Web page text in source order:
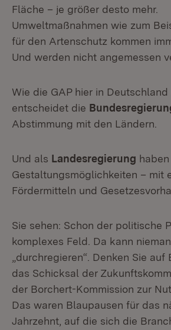
Fläche – je größer desto mehr.
Umweltmaßnahmen wie zum
für den Artenschutz kommen
Und werden nicht angemessen
Wie die GAP hier in Deutschland
entscheidet die
Abstimmung mit den Ländern.
Und als Landesregierung
Gestaltungsmöglichkeiten – mit
Fördermitteln und
Sie sehen: Schon der politische
komplexes Feld. Da kann
„durchregieren“. Denken Sie
das Schicksal der
der Borchert-Kommission zur
Das waren Blaupausen für das
Jahrzehnt, auf die sich die